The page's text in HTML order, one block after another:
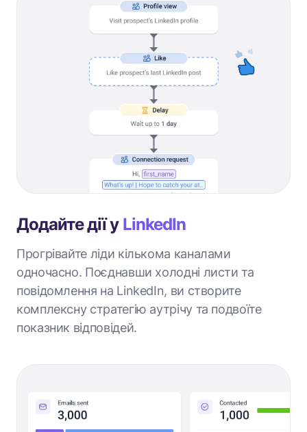
Додайте дії у LinkedIn
Прогрівайте ліди кількома каналами
одночасно. Поєднавши холодні листи та
повідомлення на LinkedIn, ви створите
комплексну стратегію аутрічу та подвоїте
показник відповідей.